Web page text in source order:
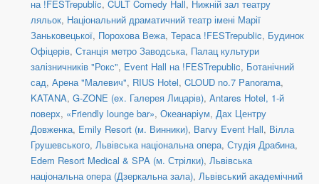
на !FESTrepublic, CULT Comedy Hall, Нижній зал театру
ляльок, Національний драматичний театр імені Марії
Заньковецької, Порохова Вежа, Тераса !FESTrepublic, Будинок
Офіцерів, Станція метро Заводська, Палац культури
залізничників "Рокс", Event Hall на !FESTrepublic, Ботанічний
сад, Арена "Малевич", RIUS Hotel, CLOUD no.7 Panorama,
KATANA, G-ZONE (ex. Галерея Лицарів), Antares Hotel, 1-й
поверх, «Friendly lounge bar», Океанаріум, Дах Центру
Довженка, Emily Resort (м. Винники), Barvy Event Hall, Вілла
Грушевського, Львівська національна опера, Студія Драбина,
Edem Resort Medical & SPA (м. Стрілки), Львівська
національна опера (Дзеркальна зала), Львівський академічний